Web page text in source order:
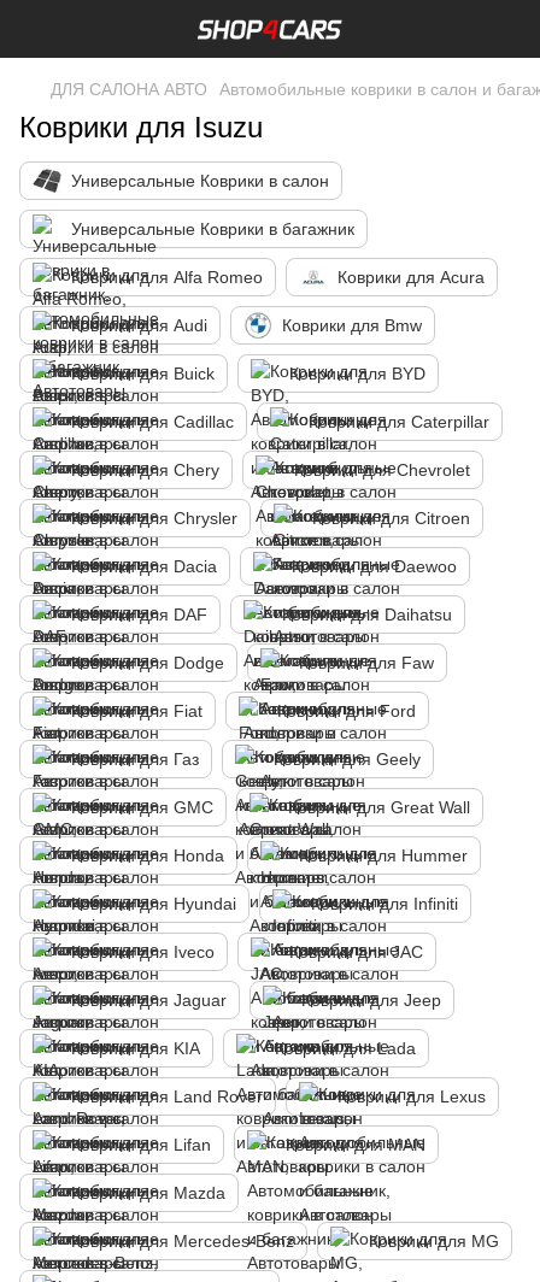
ДЛЯ САЛОНА АВТО Автомобильные коврики в салон и
Коврики для Isuzu
Универсальные Коврики в салон
Универсальные Коврики в багажник
Коврики для Alfa Romeo Коврики для Acura
Коврики для Audi Коврики для Bmw
Коврики для Buick Коврики для BYD
Коврики для Cadillac Коврики для Caterpillar
Коврики для Chery Коврики для Chevrolet
Коврики для Chrysler Коврики для Citroen
Коврики для Dacia Коврики для Daewoo
Коврики для DAF Коврики для Daihatsu
Коврики для Dodge Коврики для Faw
Коврики для Fiat Коврики для Ford
Коврики для Газ Коврики для Geely
Коврики для GMC Коврики для Great Wall
Коврики для Honda Коврики для Hummer
Коврики для Hyundai Коврики для Infiniti
Коврики для Iveco Коврики для JAC
Коврики для Jaguar Коврики для Jeep
Коврики для KIA Коврики для Lada
Коврики для Land Rover Коврики для Lexus
Коврики для Lifan Коврики для MAN
Коврики для Mazda
Коврики для Mercedes-Benz Коврики для MG